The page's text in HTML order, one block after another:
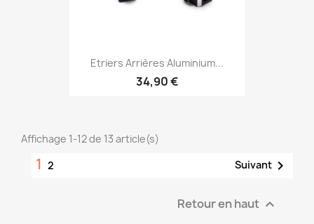
Etriers Arrières Aluminium...
34,90 €
Affichage 1-12 de 13 article(s)
1 2 Suivant 
Retour en haut 